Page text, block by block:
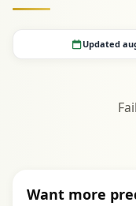
Updated
Want more